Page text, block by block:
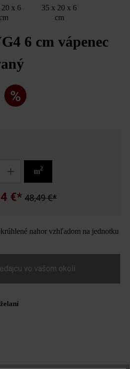
20 x 6
cm
35 x 20 x 6
cm
6 cm vápenec
%
m2
€* 48,49 €*
nahor vzhľadom na jednotku
vo vašom okolí